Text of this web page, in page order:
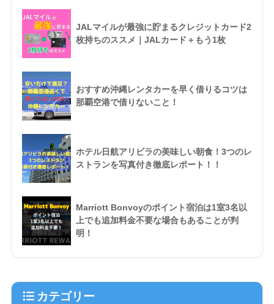
JALマイルが最強に貯まるクレジットカード2
枚持ちのススメ｜JALカード＋もう1枚
おすすめ沖縄レンタカーを早く借りるコツは
那覇空港で借りないこと！
ホテル日航アリビラの美味しい朝食！3つのレ
ストランを写真付き徹底レポート！！
Marriott Bonvoyのポイント宿泊は1室3名以
上でも追加料金不要な場合もあることが判
明！
カテゴリー